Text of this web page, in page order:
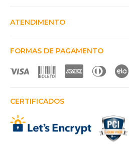
ATENDIMENTO
FORMAS DE PAGAMENTO
CERTIFICADOS